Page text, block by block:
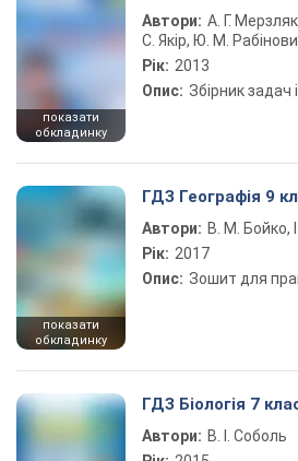
показати
обкладинку
Автори: А. Г.
С. Якір, Ю. М.
Рік: 2013
Опис: Збірник задач
показати
обкладинку
ГДЗ Географія 9
Автори: В. М. Бойко,
Рік: 2017
Опис: Зошит для
ГДЗ Біологія 7
Автори: В. І. Соболь